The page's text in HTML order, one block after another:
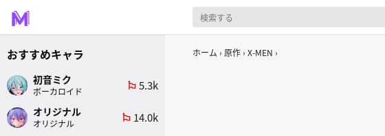
ホーム 原作 X-MEN
おすすめキャラ
初音ミク
ボーカロイド
emoji_flags 5.3k
オリジナル
オリジナル
emoji_flags 14.0k